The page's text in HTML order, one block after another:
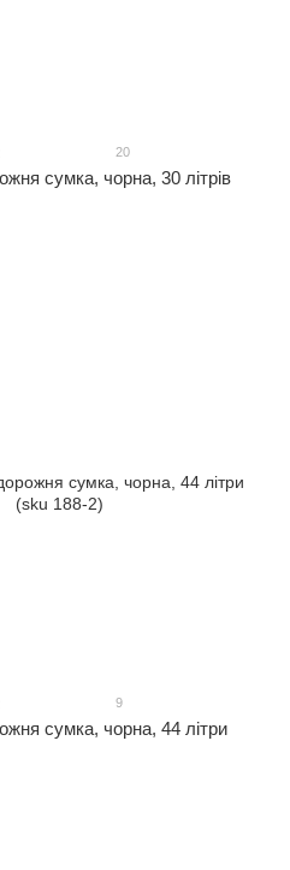
20
сумка, чорна, 30 літрів
9
сумка, чорна, 44 літри